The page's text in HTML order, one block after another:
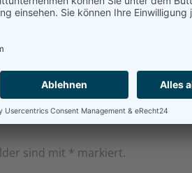
sind mit * markiert.